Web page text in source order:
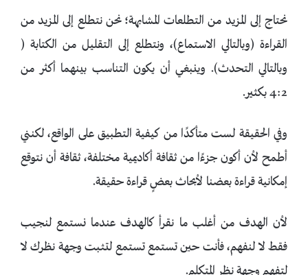
نحتاج إلى المزيد من التطلعات المشابهة؛ نحن نتطلع إلى المزيد من
القراءة (وبالتالي الاستماع)، ونتطلع إلى التقليل من الكتابة (
وبالتالي التحدث). وينبغي أن يكون التناسب بينهما أكثر من
4:2 بكثير.
وفي الحقيقة لست متأكدًا من كيفية التطبيق على الواقع، لكنني
أطمح لأن أكون جزءًا من ثقافة أكاديمية مختلفة، ثقافة أن نتوقع
إمكانية قراءة بعضنا لأبحاث بعضٍ قراءة حقيقة.
لأن الهدف من أغلب ما نقرأ كالهدف عندما نستمع لنجيب
فقط لا لنفهم، فأنت حين تستمع تستمع لتثبت وجهة نظرك لا